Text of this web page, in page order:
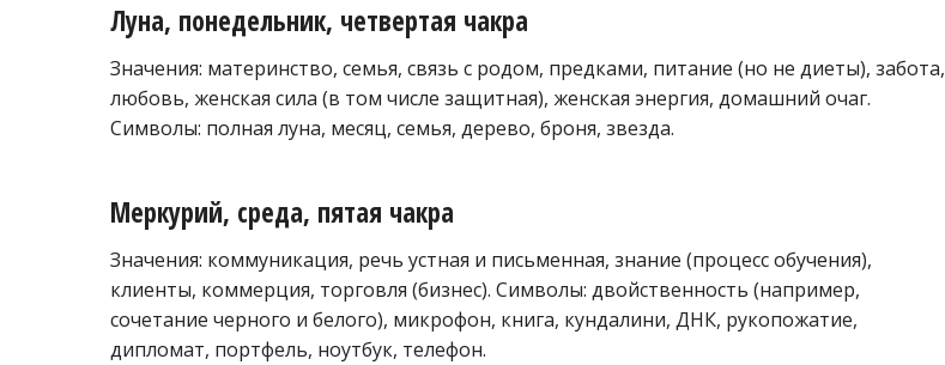
Луна, понедельник, четвертая чакра
Значения: материнство, семья, связь с родом, предками, питание (но не диеты), забота,
любовь, женская сила (в том числе защитная), женская энергия, домашний очаг.
Символы: полная луна, месяц, семья, дерево, броня, звезда.
Меркурий, среда, пятая чакра
Значения: коммуникация, речь устная и письменная, знание (процесс обучения),
клиенты, коммерция, торговля (бизнес). Символы: двойственность (например,
сочетание черного и белого), микрофон, книга, кундалини, ДНК, рукопожатие,
дипломат, портфель, ноутбук, телефон.